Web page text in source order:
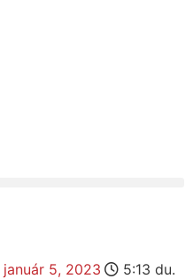
január 5, 2023 5:13 du.